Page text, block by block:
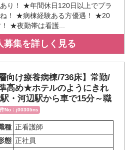
り！ ★年間休日120日以上でプラ
ね！ ★病棟経験ある方優遇！ ★20
！ ★夜勤帯は看護...
募集を詳しく見る
向け療養病棟/736床】常勤/
高め★ホテルのようにきれ
・河辺駅から車で15分～職
No：j00305ns
種 正看護師
態 正社員